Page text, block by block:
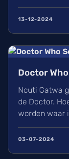
meer
13-12-2024
Doctor
Ncuti Gatwa
de Doctor.
worden waar
regeneratie
watch met
03-07-2024